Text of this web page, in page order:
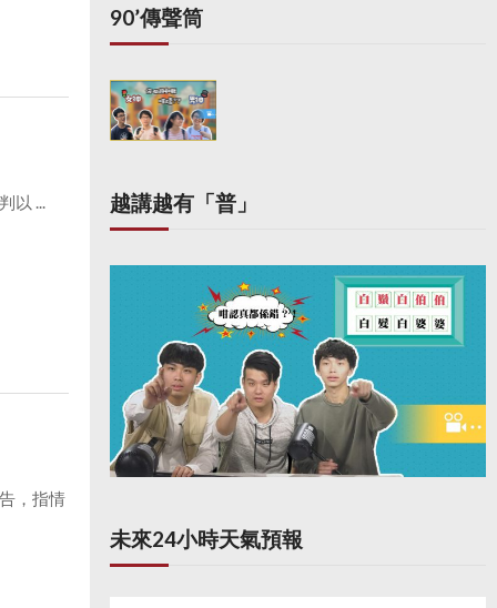
以 ...
，指情
90’傳聲筒
越講越有「普」
未來24小時天氣預報